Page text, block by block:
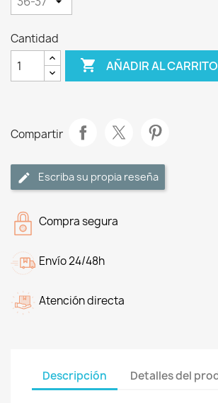
Cantidad
 AÑADIR AL CARRITO
Compartir
Escriba su propia reseña
Compra segura
Envío 24/48h
Atención directa
Descripción Detalles del